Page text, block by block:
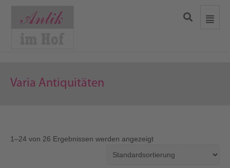
Varia Antiquitäten
1–24 von 26 Ergebnissen werden angezeigt